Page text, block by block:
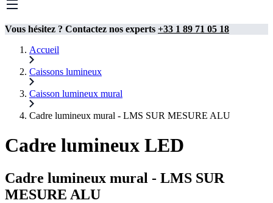
Vous hésitez ? Contactez nos experts +33 1 89 71 05 18
Accueil
Caissons lumineux
Caisson lumineux mural​
Cadre lumineux mural - LMS SUR MESURE ALU
Cadre lumineux LED
Cadre lumineux mural - LMS SUR
MESURE ALU